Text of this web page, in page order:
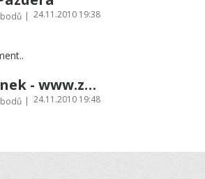
| 24.11.2010 19:38
Jiří Zuzánek - www.zuzanekjiri.cz
| 24.11.2010 19:48